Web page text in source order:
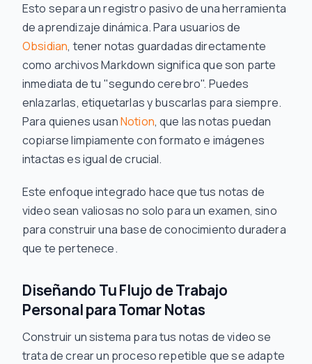
Esto separa un registro pasivo de una herramienta
de aprendizaje dinámica. Para usuarios de
Obsidian, tener notas guardadas directamente
como archivos Markdown significa que son parte
inmediata de tu "segundo cerebro". Puedes
enlazarlas, etiquetarlas y buscarlas para siempre.
Para quienes usanNotion, que las notas puedan
copiarse limpiamente con formato e imágenes
intactas es igual de crucial.
Este enfoque integrado hace que tus notas de
video sean valiosas no solo para un examen, sino
para construir una base de conocimiento duradera
que te pertenece.
Diseñando Tu Flujo de Trabajo
Personal para Tomar Notas
Construir un sistema para tus notas de video se
trata de crear un proceso repetible que se adapte